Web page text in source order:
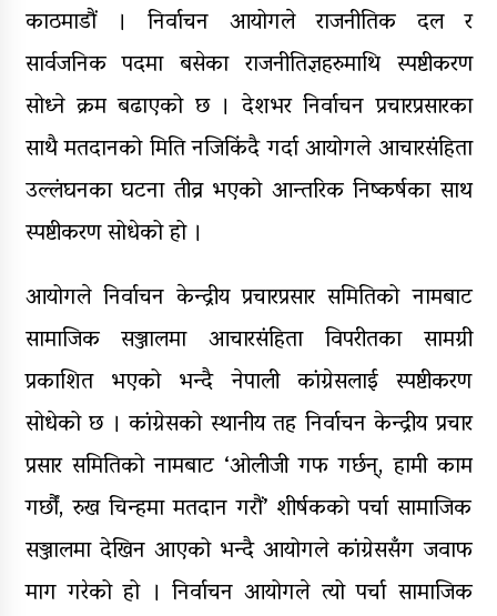
काठमाडौं । निर्वाचन आयोगले राजनीतिक दल र
सार्वजनिक पदमा बसेका राजनीतिज्ञहरुमाथि स्पष्टीकरण
सोध्ने क्रम बढाएको छ । देशभर निर्वाचन प्रचारप्रसारका
साथै मतदानको मिति नजिकिंदै गर्दा आयोगले आचारसंहिता
उल्लंघनका घटना तीव्र भएको आन्तरिक निष्कर्षका साथ
स्पष्टीकरण सोधेको हो ।
आयोगले निर्वाचन केन्द्रीय प्रचारप्रसार समितिको नामबाट
सामाजिक सञ्जालमा आचारसंहिता विपरीतका सामग्री
प्रकाशित भएको भन्दै नेपाली कांग्रेसलाई स्पष्टीकरण
सोधेको छ । कांग्रेसको स्थानीय तह निर्वाचन केन्द्रीय प्रचार
प्रसार समितिको नामबाट ‘ओलीजी गफ गर्छन्, हामी काम
गर्छौं, रुख चिन्हमा मतदान गरौं’ शीर्षकको पर्चा सामाजिक
सञ्जालमा देखिन आएको भन्दै आयोगले कांग्रेससँग जवाफ
माग गरेको हो । निर्वाचन आयोगले त्यो पर्चा सामाजिक